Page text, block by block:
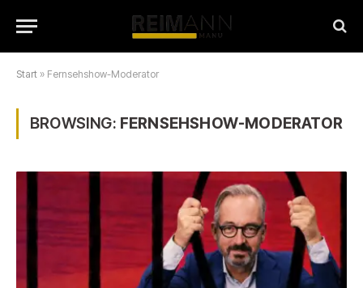
Start » Fernsehshow-Moderator
BROWSING: FERNSEHSHOW-MODERATOR